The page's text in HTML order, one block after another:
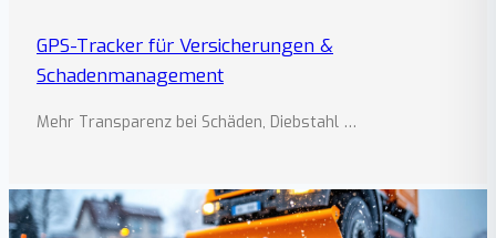
GPS-Tracker für Versicherungen &
Schadenmanagement
Mehr Transparenz bei Schäden, Diebstahl …